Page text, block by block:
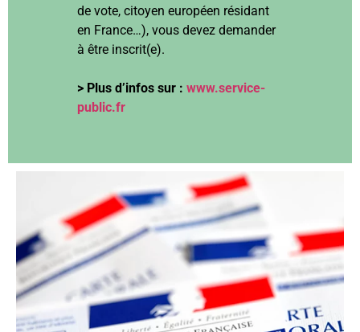
de vote, citoyen européen résidant
en France…), vous devez demander
à être inscrit(e).
> Plus d’infos sur : www.service-
public.fr